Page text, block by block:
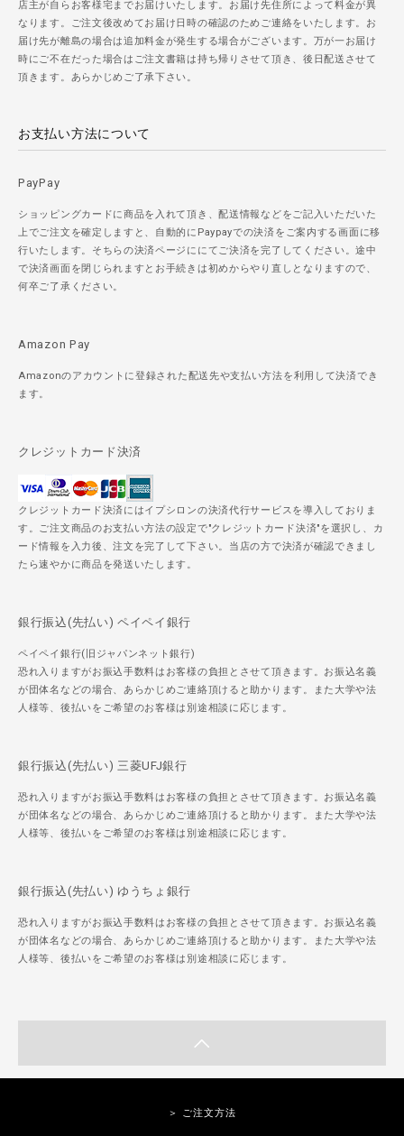
店主が自らお客様宅までお届けいたします。お届け先住所によって料金が異
なります。ご注文後改めてお届け日時の確認のためご連絡をいたします。お
届け先が離島の場合は追加料金が発生する場合がございます。万が一お届け
時にご不在だった場合はご注文書籍は持ち帰りさせて頂き、後日配送させて
頂きます。あらかじめご了承下さい。
お支払い方法について
PayPay
ショッピングカードに商品を入れて頂き、配送情報などをご記入いただいた
上でご注文を確定しますと、自動的にPaypayでの決済をご案内する画面に移
行いたします。そちらの決済ページににてご決済を完了してください。途中
で決済画面を閉じられますとお手続きは初めからやり直しとなりますので、
何卒ご了承ください。
Amazon Pay
Amazonのアカウントに登録された配送先や支払い方法を利用して決済でき
ます。
クレジットカード決済
クレジットカード決済にはイプシロンの決済代行サービスを導入しておりま
す。ご注文商品のお支払い方法の設定で"クレジットカード決済"を選択し、カ
ード情報を入力後、注文を完了して下さい。当店の方で決済が確認できまし
たら速やかに商品を発送いたします。
銀行振込(先払い) ペイペイ銀行
ペイペイ銀行(旧ジャパンネット銀行)
恐れ入りますがお振込手数料はお客様の負担とさせて頂きます。お振込名義
が団体名などの場合、あらかじめご連絡頂けると助かります。また大学や法
人様等、後払いをご希望のお客様は別途相談に応じます。
銀行振込(先払い) 三菱UFJ銀行
恐れ入りますがお振込手数料はお客様の負担とさせて頂きます。お振込名義
が団体名などの場合、あらかじめご連絡頂けると助かります。また大学や法
人様等、後払いをご希望のお客様は別途相談に応じます。
銀行振込(先払い) ゆうちょ銀行
恐れ入りますがお振込手数料はお客様の負担とさせて頂きます。お振込名義
が団体名などの場合、あらかじめご連絡頂けると助かります。また大学や法
人様等、後払いをご希望のお客様は別途相談に応じます。
＞ ご注文方法